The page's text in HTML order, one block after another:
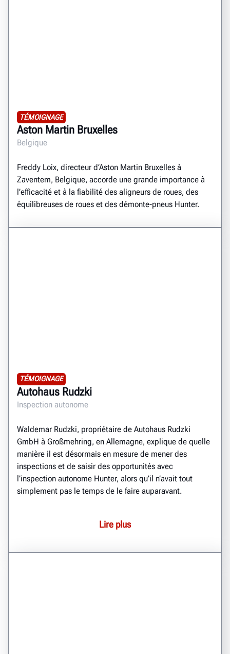
TÉMOIGNAGE
Aston Martin Bruxelles
Belgique
Freddy Loix, directeur d’Aston Martin Bruxelles à
Zaventem, Belgique, accorde une grande importance à
l’efficacité et à la fiabilité des aligneurs de roues, des
équilibreuses de roues et des démonte-pneus Hunter.
TÉMOIGNAGE
Autohaus Rudzki
Inspection autonome
Waldemar Rudzki, propriétaire de Autohaus Rudzki
GmbH à Großmehring, en Allemagne, explique de quelle
manière il est désormais en mesure de mener des
inspections et de saisir des opportunités avec
l’inspection autonome Hunter, alors qu’il n’avait tout
simplement pas le temps de le faire auparavant.
Lire plus